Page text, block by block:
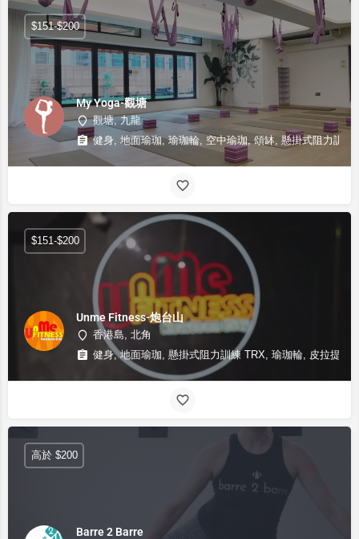
My Yoga-觀塘
觀塘, 九龍
健身, 地面瑜珈, 瑜珈輪, 空中瑜珈, 頌缽, 懸掛式阻力訓練
$151-$200
Unme Fitness-炮台山
香港島, 北角
健身, 地面瑜珈, 懸掛式阻力訓練 TRX, 瑜珈輪, 皮拉提斯
$151-$200
Barre 2 Barre
高於 $200